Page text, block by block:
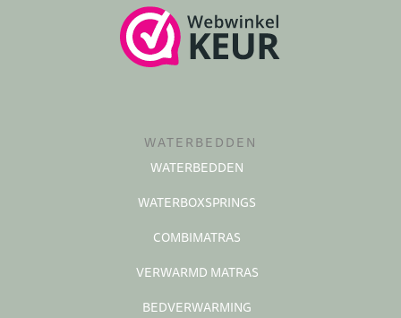
WATERBEDDEN
WATERBEDDEN
WATERBOXSPRINGS
COMBIMATRAS
VERWARMD MATRAS
BEDVERWARMING